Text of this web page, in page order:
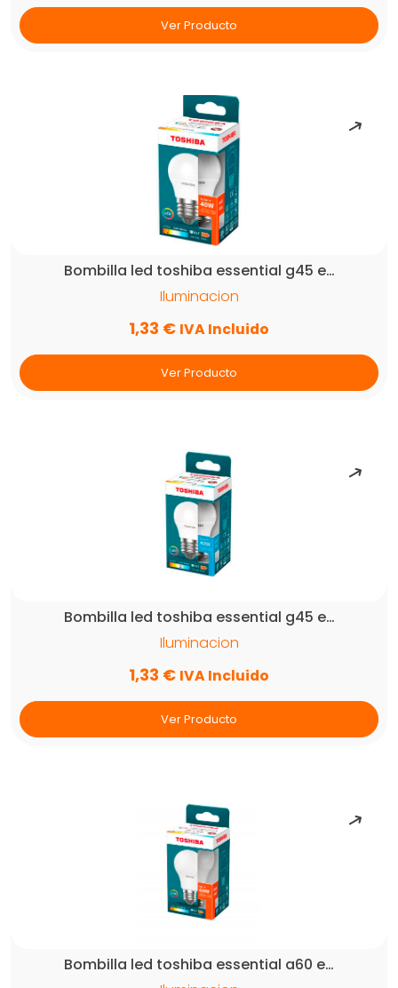
Ver Producto
Bombilla led toshiba essential g45 e…
Iluminacion
1,33 € IVA Incluido
Ver Producto
Bombilla led toshiba essential g45 e…
Iluminacion
1,33 € IVA Incluido
Ver Producto
Bombilla led toshiba essential a60 e…